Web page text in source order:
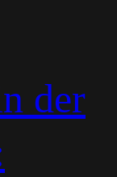
der